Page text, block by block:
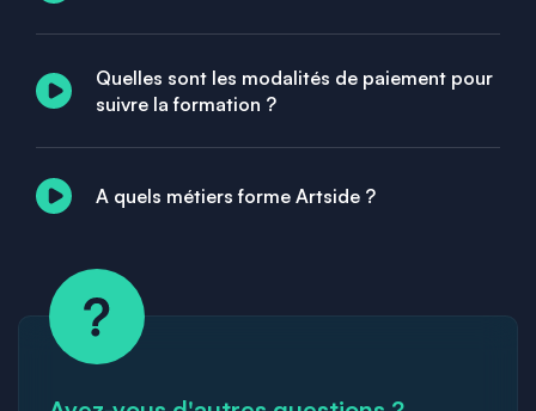
Quelles sont les modalités de paiement pour
suivre la formation ?
A quels métiers forme Artside ?